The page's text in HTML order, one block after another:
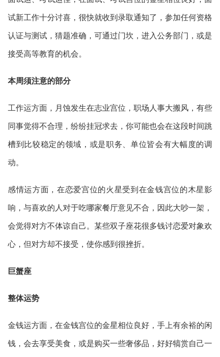
试新工作十分讨喜，很快就收到录取通知了，参加任何资格
认证与测试，猜题准确，可通过门坎，进入公务部门，或是
接受高等教育的机会。
本周须注意的部分
工作运方面，月蚀发生在志业宫位，职场人事大搬风，有些
同事觉得不合理，纷纷挂冠求去，你可能也会在这段时间跳
槽到比较稳定的领域，或是职务、单位皆会有大幅度的调
动。
感情运方面，在恋爱宫位的火星受到在金钱宫位的木星影
响，与喜欢的人对于吃哪家餐厅意见不合，因此大吵一架，
会觉得对方不体谅自己。某些双子座花很多钱讨恋爱对象欢
心，但对方却不接受，使你感到很挫折。
巨蟹座
整体运势
金钱运方面，在金钱宫位的金星相位良好，手上有余裕的闲
钱，会去享受美食，或是购买一些奢侈品，好好犒赏自己一